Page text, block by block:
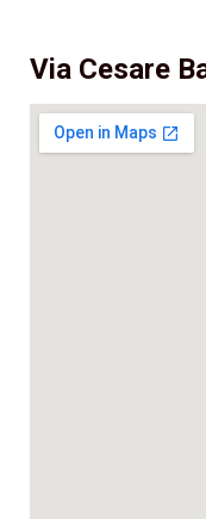
Via Cesare